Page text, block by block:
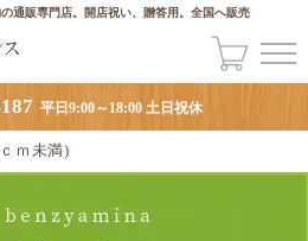
通販専門店。開店祝い、贈答用。全国へ販売
平日9:00～18:00 土日祝休
ｍ未満)